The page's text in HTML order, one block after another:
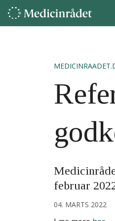
februar
04. MARTS 2022